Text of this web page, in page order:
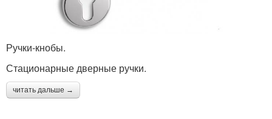
Ручки-кнобы.
Стационарные дверные ручки.
читать дальше →